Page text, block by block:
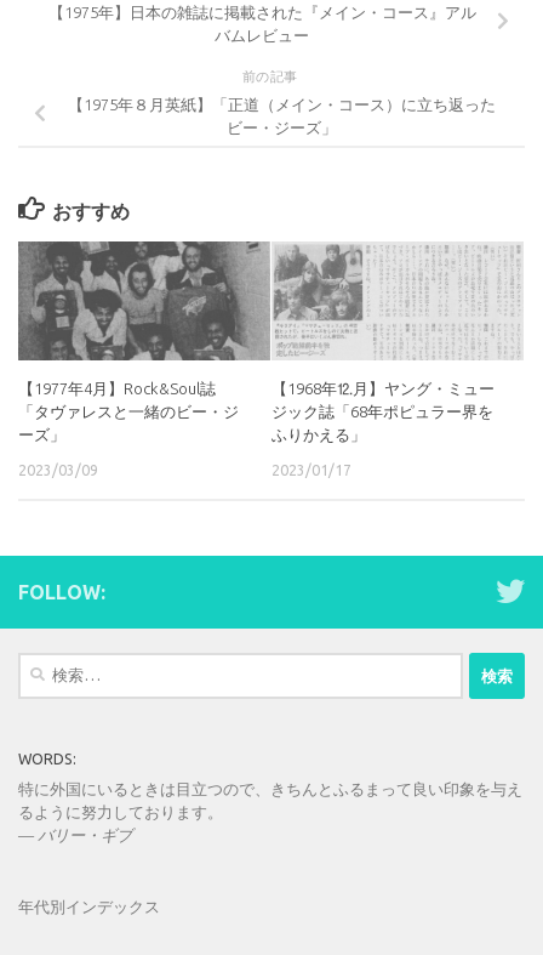
【1975年】日本の雑誌に掲載された『メイン・コース』アル
バムレビュー
前の記事
【1975年８月英紙】「正道（メイン・コース）に立ち返った
ビー・ジーズ」
おすすめ
【1977年4月】Rock&Soul誌
「タヴァレスと一緒のビー・ジ
ーズ」
2023/03/09
【1968年⒓月】ヤング・ミュー
ジック誌「68年ポピュラー界を
ふりかえる」
2023/01/17
FOLLOW:
WORDS:
特に外国にいるときは目立つので、きちんとふるまって良い印象を与え
るように努力しております。
— バリー・ギブ
年代別インデックス